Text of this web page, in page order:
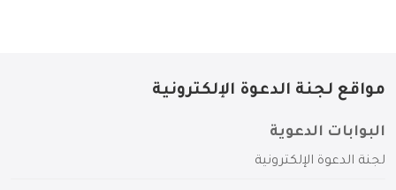
مواقع لجنة الدعوة الإلكترونية
البوابات الدعوية
لجنة الدعوة الإلكترونية